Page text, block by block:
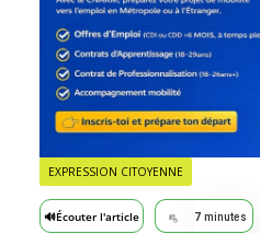
EXPRESSION CITOYENNE
🔊Écouter l'article 7 minutes